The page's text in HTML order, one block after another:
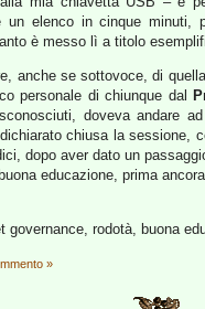
un elenco in cinque
è messo lì a titolo
anche se sottovoce, di
personale di chiunque dal
doveva andare
chiusa la sessione,
dopo aver dato un
educazione, prima
rodotà, buona
»